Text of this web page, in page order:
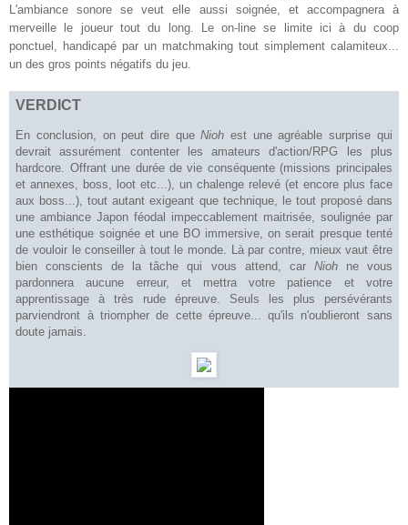
L'ambiance sonore se veut elle aussi soignée, et accompagnera à
merveille le joueur tout du long. Le on-line se limite ici à du coop
ponctuel, handicapé par un matchmaking tout simplement calamiteux...
un des gros points négatifs du jeu.
VERDICT
En conclusion, on peut dire que Nioh est une agréable surprise qui
devraitassurément contenter les amateurs d'action/RPG les plus
hardcore. Offrant une durée de vie conséquente (missions principales
etannexes, boss, loot etc...), un chalenge relevé (et encore plus face
aux boss...), tout autant exigeant quetechnique, le tout proposé dans
une ambiance Japon féodal impeccablement maitrisée, soulignée par
une esthétique soignée et une BO immersive, on serait presque tenté
de vouloir le conseiller à tout le monde. Là par contre, mieux vaut être
bienconscients de la tâche qui vous attend, car Niohne vous
pardonneraaucune erreur, et mettra votre patience et votre
apprentissage à très rude épreuve. Seuls les plus persévérants
parviendront à triompher de cette épreuve...qu'ils n'oublieront sans
doute jamais.